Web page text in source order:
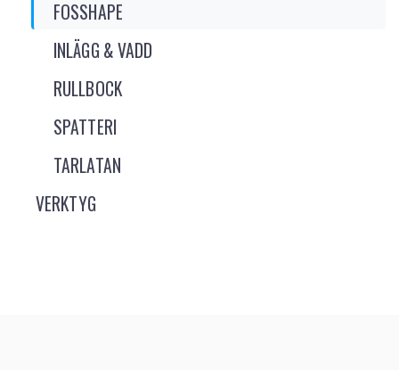
FOSSHAPE
INLÄGG & VADD
RULLBOCK
SPATTERI
TARLATAN
VERKTYG